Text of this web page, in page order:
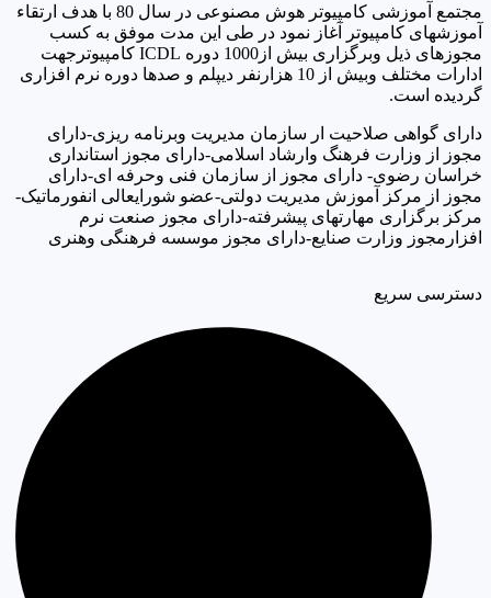
مجتمع آموزشی کامپیوتر هوش مصنوعی در سال 80 با هدف ارتقاء
آموزشهای کامپیوتر آغاز نمود در طی این مدت موفق به کسب
مجوزهای ذیل وبرگزاری بیش از1000 دوره ICDL کامپیوترجهت
ادارات مختلف وبیش از 10 هزارنفر دیپلم و صدها دوره نرم افزاری
گردیده است.
دارای گواهی صلاحیت ار سازمان مدیریت وبرنامه ریزی-دارای
مجوز از وزارت فرهنگ وارشاد اسلامی-دارای مجوز استانداری
خراسان رضوی- دارای مجوز از سازمان فنی وحرفه ای-دارای
مجوز از مرکز آموزش مدیریت دولتی-عضو شورایعالی انفورماتیک-
مرکز برگزاری مهارتهای پیشرفته-دارای مجوز صنعت نرم
افزارمجوز وزارت صنایع-دارای مجوز موسسه فرهنگی وهنری
دسترسی سریع